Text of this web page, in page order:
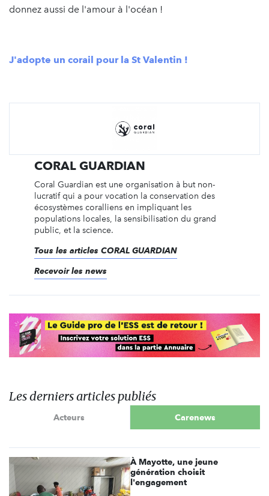
donnez aussi de l'amour à l'océan !
J'adopte un corail pour la St Valentin !
CORAL GUARDIAN
Coral Guardian est une organisation à but non-
lucratif qui a pour vocation la conservation des
écosystèmes coralliens en impliquant les
populations locales, la sensibilisation du grand
public, et la science.
Tous les articles CORAL GUARDIAN
Recevoir les news
Les derniers articles publiés
Acteurs Carenews
À Mayotte, une jeune
génération choisit
l'engagement